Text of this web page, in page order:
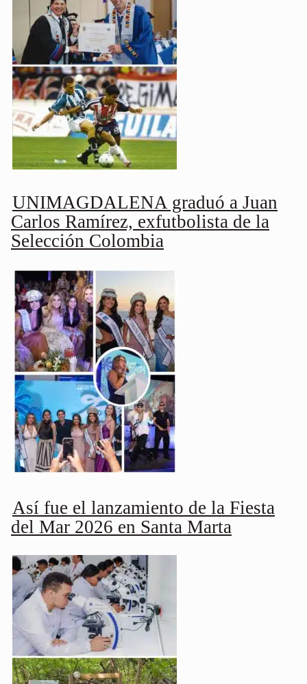
UNIMAGDALENA graduó a Juan
Carlos Ramírez, exfutbolista de la
Selección Colombia
Así fue el lanzamiento de la Fiesta
del Mar 2026 en Santa Marta